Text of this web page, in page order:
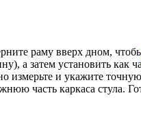
раму вверх дном,
а затем установить как
измерьте и укажите
часть каркаса стула.